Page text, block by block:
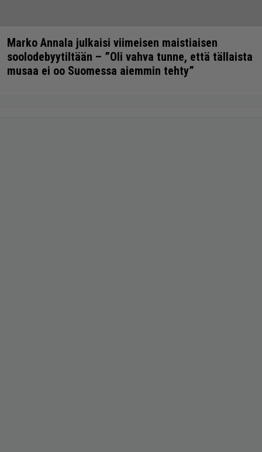
Marko Annala julkaisi viimeisen maistiaisen
soolodebyytiltään – ”Oli vahva tunne, että tällaista
musaa ei oo Suomessa aiemmin tehty”